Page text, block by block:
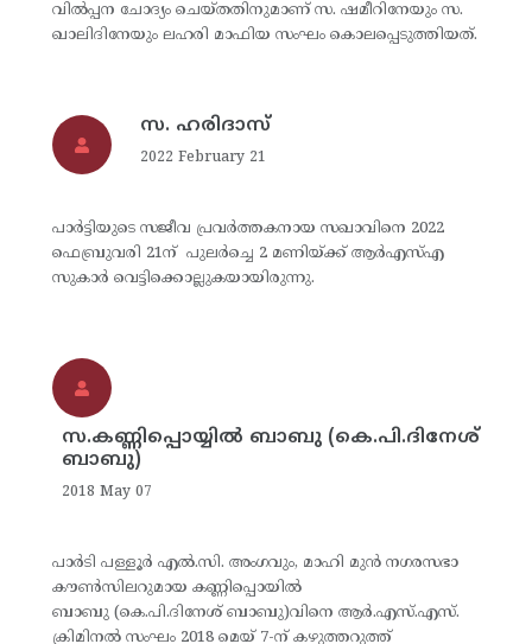
വിൽപ്പന ചോദ്യം ചെയ്തതിനുമാണ് സ. ഷമീറിനേയും സ.
ഖാലിദിനേയും ലഹരി മാഫിയ സംഘം കൊലപ്പെടുത്തിയത്.
സ. ഹരിദാസ്
2022 February 21
പാർട്ടിയുടെ സജീവ പ്രവർത്തകനായ സഖാവിനെ 2022
ഫെബ്രുവരി 21ന് പുലർച്ചെ 2 മണിയ്ക്ക് ആർഎസ്എ
സുകാർ വെട്ടിക്കൊല്ലുകയായിരുന്നു.
സ.കണ്ണിപ്പൊയ്യില്‍ ബാബു (കെ.പി.ദിനേശ്
ബാബു)
2018 May 07
പാര്‍ടി പള്ളൂര്‍ എല്‍.സി. അംഗവും, മാഹി മുന്‍ നഗരസഭാ
കൗണ്‍സിലറുമായ കണ്ണിപ്പൊയില്‍
ബാബു (കെ.പി.ദിനേശ് ബാബു)വിനെ ആര്‍.എസ്.എസ്.
ക്രിമിനല്‍ സംഘം 2018 മെയ് 7-ന് കഴുത്തറുത്ത്